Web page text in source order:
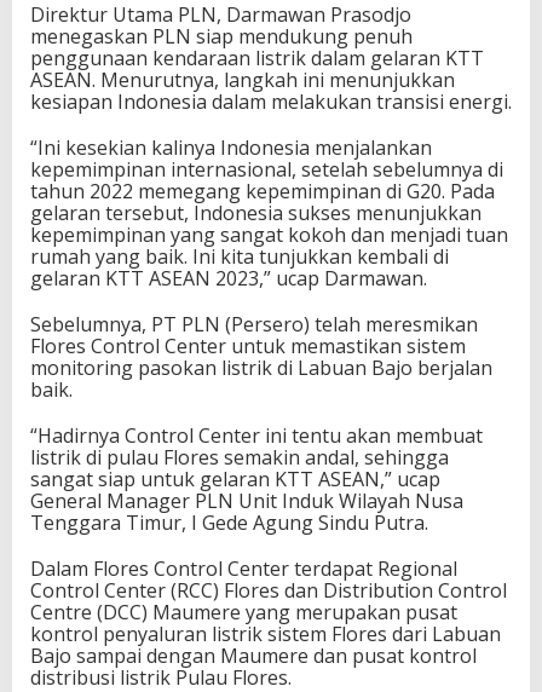
Direktur Utama PLN, Darmawan Prasodjo
menegaskan PLN siap mendukung penuh
penggunaan kendaraan listrik dalam gelaran KTT
ASEAN. Menurutnya, langkah ini menunjukkan
kesiapan Indonesia dalam melakukan transisi energi.
“Ini kesekian kalinya Indonesia menjalankan
kepemimpinan internasional, setelah sebelumnya di
tahun 2022 memegang kepemimpinan di G20. Pada
gelaran tersebut, Indonesia sukses menunjukkan
kepemimpinan yang sangat kokoh dan menjadi tuan
rumah yang baik. Ini kita tunjukkan kembali di
gelaran KTT ASEAN 2023,” ucap Darmawan.
Sebelumnya, PT PLN (Persero) telah meresmikan
Flores Control Center untuk memastikan sistem
monitoring pasokan listrik di Labuan Bajo berjalan
baik.
“Hadirnya Control Center ini tentu akan membuat
listrik di pulau Flores semakin andal, sehingga
sangat siap untuk gelaran KTT ASEAN,” ucap
General Manager PLN Unit Induk Wilayah Nusa
Tenggara Timur, I Gede Agung Sindu Putra.
Dalam Flores Control Center terdapat Regional
Control Center (RCC) Flores dan Distribution Control
Centre (DCC) Maumere yang merupakan pusat
kontrol penyaluran listrik sistem Flores dari Labuan
Bajo sampai dengan Maumere dan pusat kontrol
distribusi listrik Pulau Flores.